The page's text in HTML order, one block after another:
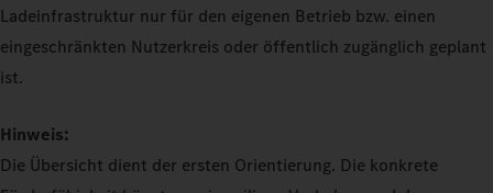
Ladeinfrastruktur nur für den eigenen Betrieb bzw. einen
eingeschränkten Nutzerkreis oder öffentlich zugänglich geplant
ist.
Hinweis:
Die Übersicht dient der ersten Orientierung. Die konkrete